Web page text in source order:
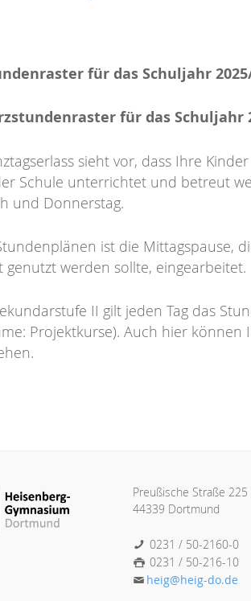
für das Schuljahr
für das Schuljahr
sieht vor, dass Ihre
Schule unterrichtet und betreut
und Donnerstag.
ist die Mittagspause,
genutzt werden sollte, eingearbeitet.
II gilt jeden Tag das
Projektkurse). Auch hier
Preußische Straße 225
44339 Dortmund
0231 / 50-2160-0
0231 / 50-216-10
heig@heig-do.de